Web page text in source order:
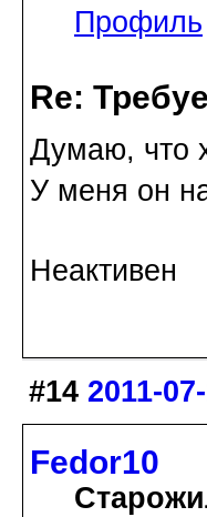
Профиль
Re:
Думаю, что
У меня он
Неактивен
#14 2011-
Fedor10